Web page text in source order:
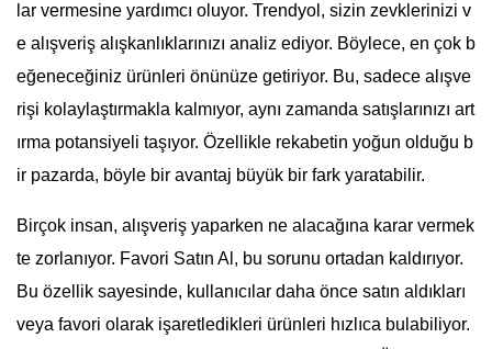
lar vermesine yardımcı oluyor. Trendyol, sizin zevklerinizi v
e alışveriş alışkanlıklarınızı analiz ediyor. Böylece, en çok b
eğeneceğiniz ürünleri önünüze getiriyor. Bu, sadece alışve
rişi kolaylaştırmakla kalmıyor, aynı zamanda satışlarınızı art
ırma potansiyeli taşıyor. Özellikle rekabetin yoğun olduğu b
ir pazarda, böyle bir avantaj büyük bir fark yaratabilir.
Birçok insan, alışveriş yaparken ne alacağına karar vermek
te zorlanıyor. Favori Satın Al, bu sorunu ortadan kaldırıyor.
Bu özellik sayesinde, kullanıcılar daha önce satın aldıkları
veya favori olarak işaretledikleri ürünleri hızlıca bulabiliyor.